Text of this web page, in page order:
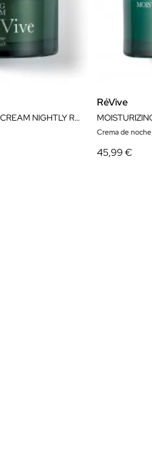
MOISTURIZING RENEWAL CREAM NIGHTLY RETEXTURIZER 50ML
RéVive
Crema de noche
45,99 €